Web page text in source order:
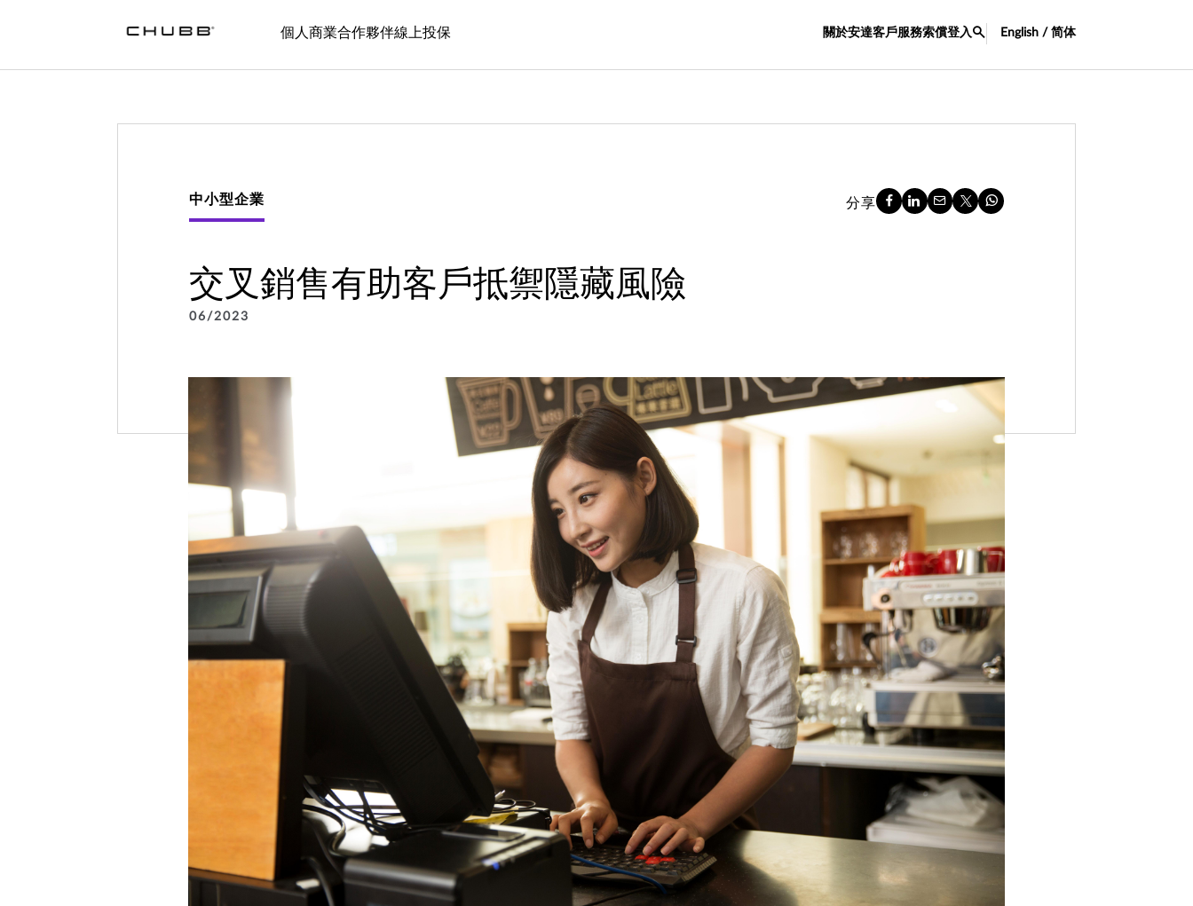
個人 商業合作夥伴線上投保 關於安達客戶服務索償登入 English / 简体
中小型企業 分享
交叉銷售有助客戶抵禦隱藏風險
06/2023